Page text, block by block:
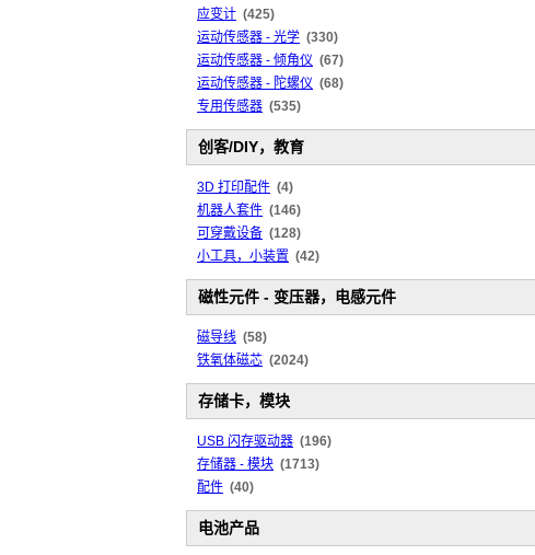
应变计 (425)
运动传感器 - 光学 (330)
运动传感器 - 倾角仪 (67)
运动传感器 - 陀螺仪 (68)
专用传感器 (535)
创客/DIY，教育
3D 打印配件 (4)
机器人套件 (146)
可穿戴设备 (128)
小工具，小装置 (42)
磁性元件 - 变压器，电感元件
磁导线 (58)
铁氧体磁芯 (2024)
存储卡，模块
USB 闪存驱动器 (196)
存储器 - 模块 (1713)
配件 (40)
电池产品